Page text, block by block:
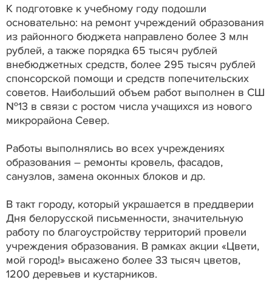
К подготовке к учебному году подошли
основательно: на ремонт учреждений образования
из районного бюджета направлено более 3 млн
рублей, а также порядка 65 тысяч рублей
внебюджетных средств, более 295 тысяч рублей
спонсорской помощи и средств попечительских
советов. Наибольший объем работ выполнен в СШ
№13 в связи с ростом числа учащихся из нового
микрорайона Север.
Работы выполнялись во всех учреждениях
образования – ремонты кровель, фасадов,
санузлов, замена оконных блоков и др.
В такт городу, который украшается в преддверии
Дня белорусской письменности, значительную
работу по благоустройству территорий провели
учреждения образования. В рамках акции «Цвети,
мой город!» высажено более 33 тысяч цветов,
1200 деревьев и кустарников.